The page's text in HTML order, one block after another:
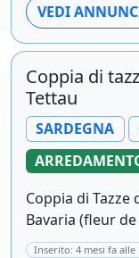
VEDI
Coppia di
Tettau
SARDEGNA
Coppia di Tazze
Bavaria (fleur de
Inserito: 4 mesi fa alle